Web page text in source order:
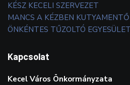
KÉSZ KECELI SZERVEZET
MANCS A KÉZBEN
ÖNKÉNTES TŰZOLTÓ EGYESÜLET
Kapcsolat
Kecel Város Önkormányzata